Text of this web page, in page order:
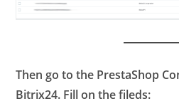
Then go to the PrestaShop
Bitrix24. Fill on the fileds: